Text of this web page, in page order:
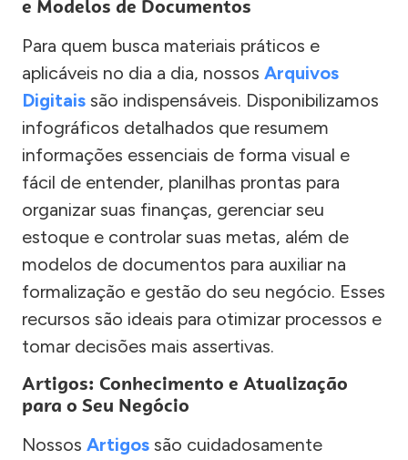
e Modelos de Documentos
Para quem busca materiais práticos e
aplicáveis no dia a dia, nossos Arquivos
Digitais são indispensáveis. Disponibilizamos
infográficos detalhados que resumem
informações essenciais de forma visual e
fácil de entender, planilhas prontas para
organizar suas finanças, gerenciar seu
estoque e controlar suas metas, além de
modelos de documentos para auxiliar na
formalização e gestão do seu negócio. Esses
recursos são ideais para otimizar processos e
tomar decisões mais assertivas.
Artigos: Conhecimento e Atualização
para o Seu Negócio
Nossos Artigos são cuidadosamente